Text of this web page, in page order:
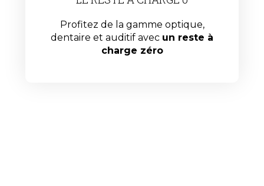
Profitez de la gamme optique,
dentaire et auditif avec un reste à
charge zéro